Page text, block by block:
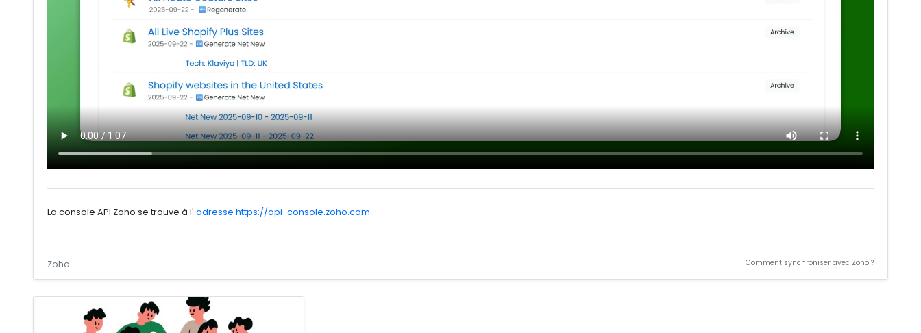
La console API Zoho se trouve à l' adresse https://api-console.zoho.com .
Zoho Comment synchroniser avec Zoho ?